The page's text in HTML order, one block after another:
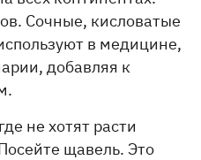
Сочные, кисловатые
в медицине,
добавляя к
не хотят расти
щавель. Это